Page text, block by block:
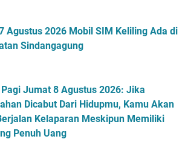
Agustus 2026 Mobil SIM Keliling Ada di
Sindangagung
Pagi Jumat 8 Agustus 2026: Jika
Dicabut Dari Hidupmu, Kamu Akan
Kelaparan Meskipun Memiliki
Penuh Uang